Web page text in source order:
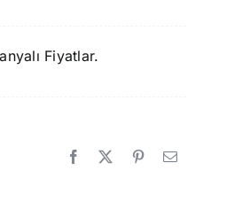
Fiyatlar.